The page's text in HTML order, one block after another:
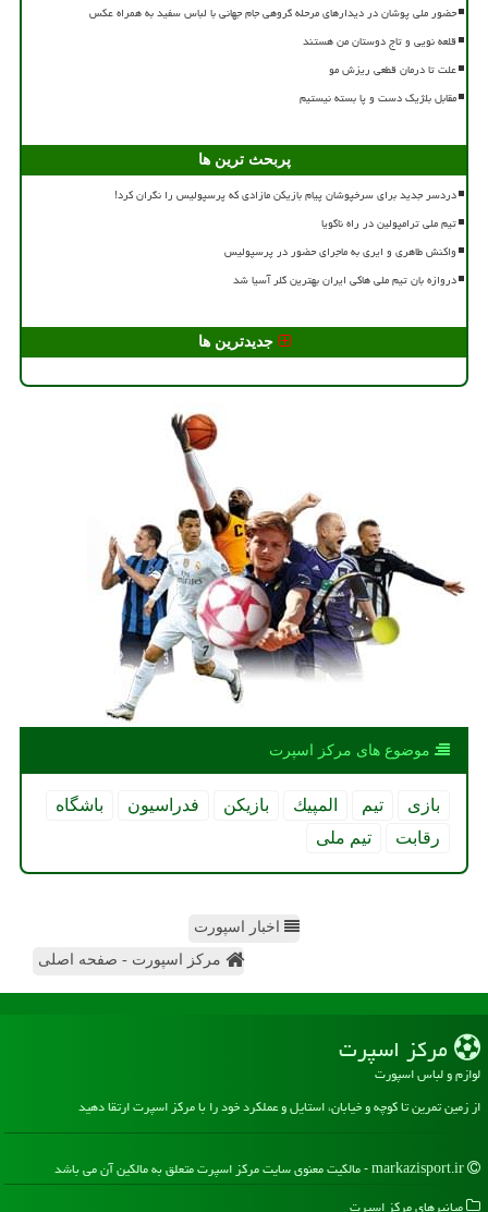
حضور ملی پوشان در دیدارهای مرحله گروهی جام جهانی با لباس سفید به همراه عکس
قلعه نویی و تاج دوستان من هستند
علت تا درمان قطعی ریزش مو
مقابل بلژیک دست و پا بسته نیستیم
پربحث ترین ها
دردسر جدید برای سرخپوشان پیام بازیکن مازادی که پرسپولیس را نگران کرد!
تیم ملی ترامپولین در راه ناگویا
واکنش طاهری و ایری به ماجرای حضور در پرسپولیس
دروازه بان تیم ملی هاکی ایران بهترین گلر آسیا شد
جدیدترین ها
موضوع های مركز اسپرت
بازی تیم المپیك بازیكن فدراسیون
باشگاه
رقابت
تیم ملی
اخبار اسپورت
مرکز اسپورت - صفحه اصلی
مركز اسپرت
لوازم و لباس اسپورت
از زمین تمرین تا کوچه و خیابان، استایل و عملکرد خود را با مرکز اسپرت ارتقا دهید
میانبرهای مركز اسپرت